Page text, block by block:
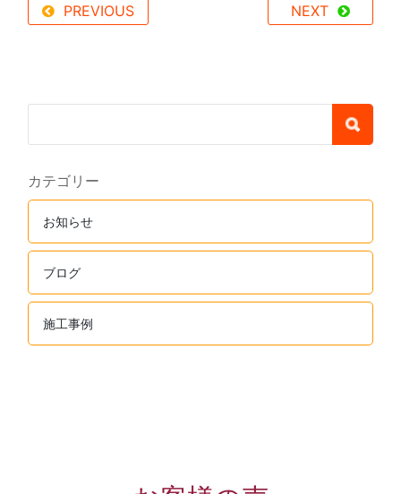
PREVIOUS NEXT
カテゴリー
お知らせ
ブログ
施工事例